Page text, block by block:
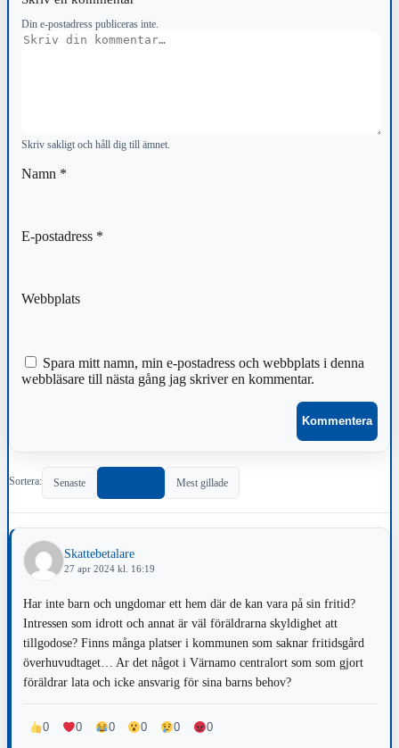
Din e-postadress publiceras inte.
Kommentar
Skriv sakligt och håll dig till ämnet.
Namn *
E-postadress *
Webbplats
Spara mitt namn, min e-postadress och webbplats i denna
webbläsare till nästa gång jag skriver en kommentar.
Sortera: Senaste Mest gillade
Skattebetalare
27 apr 2024 kl. 16:19
Har inte barn och ungdomar ett hem där de kan vara på sin fritid?
Intressen som idrott och annat är väl föräldrarna skyldighet att
tillgodose? Finns många platser i kommunen som saknar fritidsgård
överhuvudtaget… Ar det något i Värnamo centralort som som gjort
föräldrar lata och icke ansvarig för sina barns behov?
0 0 0 0 0 0